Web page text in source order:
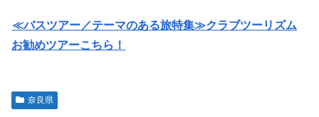
≪バスツアー／テーマのある旅特集≫クラブツーリズム
お勧めツアーこちら！
奈良県